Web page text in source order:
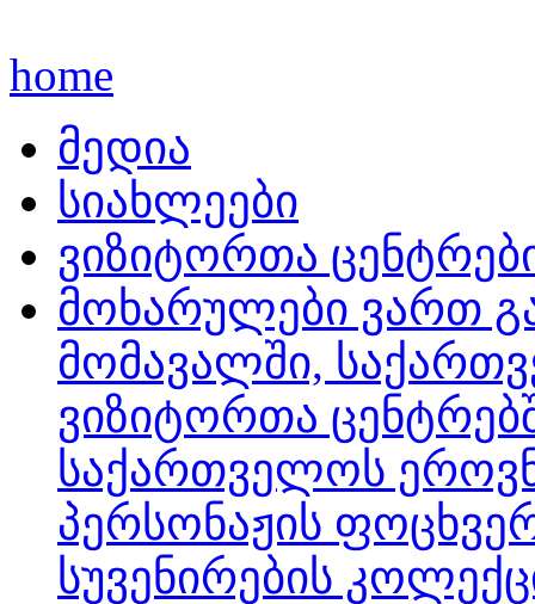
home
მედია
სიახლეები
ვიზიტორთა
მოხარულები ვართ
მომავალში,
ვიზიტორთა
საქართველოს
პერსონაჟის
სუვენირების